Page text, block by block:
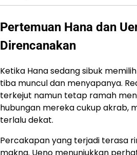
Pertemuan Hana dan
Direncanakan
Ketika Hana sedang sibuk
tiba muncul dan menyapanya.
terkejut namun tetap ramah
hubungan mereka cukup akrab,
terlalu dekat.
Percakapan yang terjadi terasa
makna. Ueno menunjukkan